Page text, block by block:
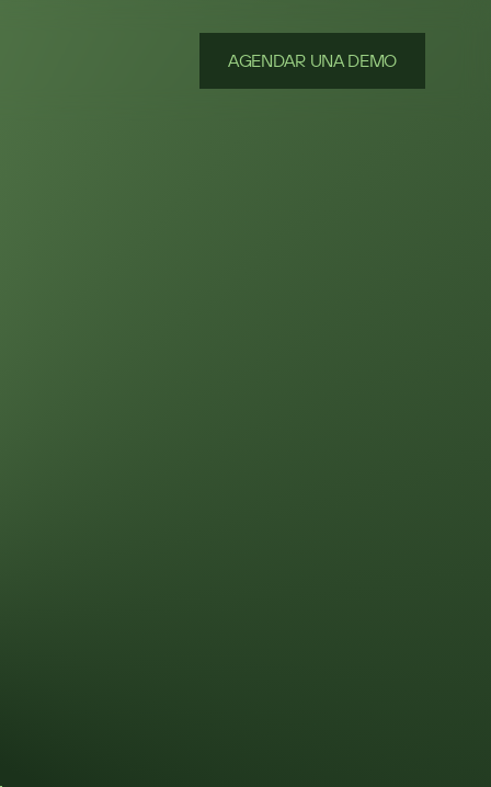
AGENDAR UNA DEMO